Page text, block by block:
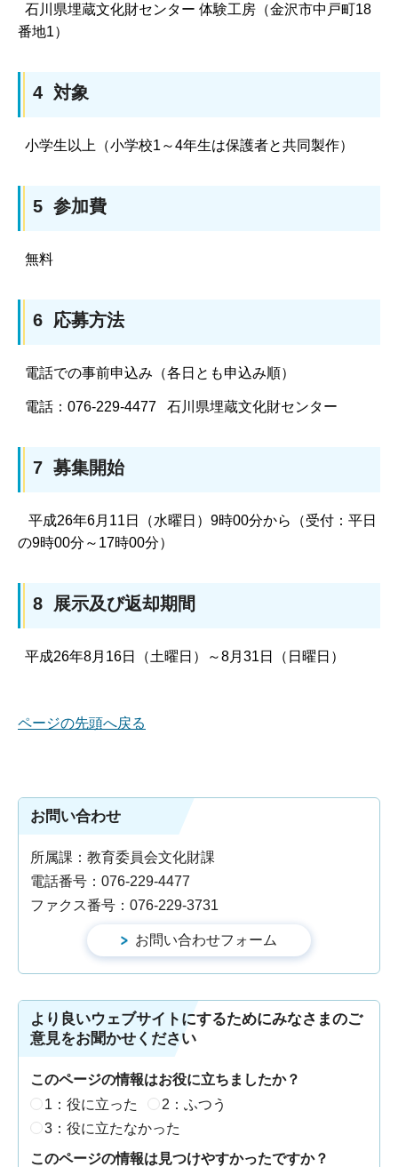
石川県埋蔵文化財センター 体験工房（金沢市中戸町18
番地1）
4 対象
小学生以上（小学校1～4年生は保護者と共同製作）
5 参加費
無料
6 応募方法
電話での事前申込み（各日とも申込み順）
電話：076-229-4477 石川県埋蔵文化財センター
7 募集開始
平成26年6月11日（水曜日）9時00分から（受付：平日
の9時00分～17時00分）
8 展示及び返却期間
平成26年8月16日（土曜日）～8月31日（日曜日）
ページの先頭へ戻る
お問い合わせ
所属課：教育委員会文化財課
電話番号：076-229-4477
ファクス番号：076-229-3731
より良いウェブサイトにするためにみなさまのご
意見をお聞かせください
このページの情報はお役に立ちましたか？
1：役に立った
2：ふつう
3：役に立たなかった
このページの情報は見つけやすかったですか？